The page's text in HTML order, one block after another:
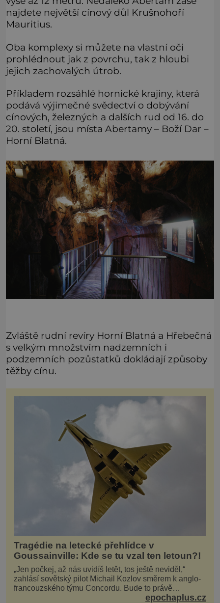
najdete největší cínový důl Krušnohoří
Mauritius.
Oba komplexy si můžete na vlastní oči
prohlédnout jak z povrchu, tak z hloubi
jejich zachovalých útrob.
Příkladem rozsáhlé hornické krajiny, která
podává výjimečné svědectví o dobývání
cínových, železných a dalších rud od 16. do
20. století, jsou místa Abertamy – Boží Dar –
Horní Blatná.
Zvláště rudní revíry Horní Blatná a Hřebečná
s velkým množstvím nadzemních i
podzemních pozůstatků dokládají způsoby
těžby cínu.
Tragédie na letecké přehlídce v
Goussainville: Kde se tu vzal ten letoun?!
„Jen počkej, až nás uvidíš letět, tos ještě neviděl,“
zahlásí sovětský pilot Michail Kozlov směrem k anglo-
francouzského týmu Concordu. Bude to právě
konkurenční boj, co bude stát za smrtí celé 6členné
epochaplus.cz